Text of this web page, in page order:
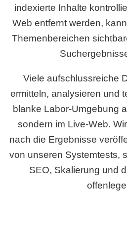
indexierte Inhalte
Web entfernt werden,
Themenbereichen
Viele aufschlussreiche
ermitteln, analysieren und
blanke Labor-Umgebung
sondern im Live-Web.
nach die Ergebnisse
von unseren Systemtests,
SEO, Skalierung und